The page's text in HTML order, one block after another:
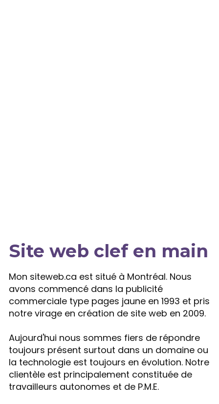
Expertise
Site web clef en main
Mon siteweb.ca est situé à Montréal. Nous
avons commencé dans la publicité
commerciale type pages jaune en 1993 et pris
notre virage en création de site web en 2009.
Aujourd'hui nous sommes fiers de répondre
toujours présent surtout dans un domaine ou
la technologie est toujours en évolution. Notre
clientèle est principalement constituée de
travailleurs autonomes et de P.M.E.